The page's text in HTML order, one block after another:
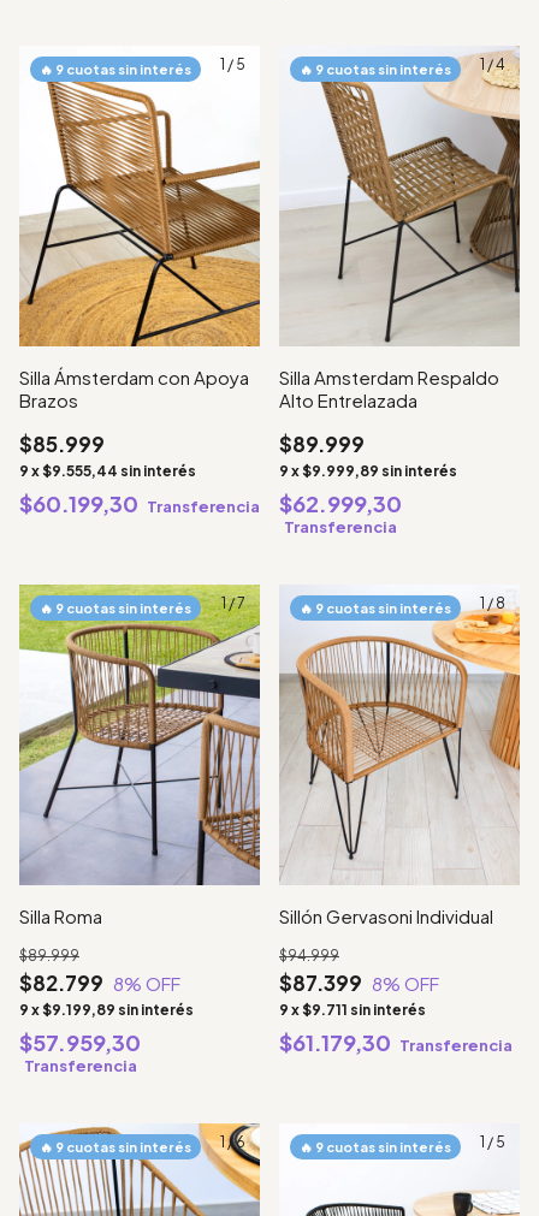
1 / 5
Silla Ámsterdam con Apoya
Brazos
$85.999
9 x$9.555,44 sin interés
$60.199,30 Transferencia
1 /4
Silla Amsterdam Respaldo
Alto Entrelazada
$89.999
9 x$9.999,89 sin interés
$62.999,30
Transferencia
1/7
Silla Roma
$82.799
$89.999
8% OFF
9 x$9.199,89 sin interés
$57.959,30
Transferencia
1 /8
Sillón Gervasoni Individual
$87.399
$94.999
8% OFF
9 x$9.711 sin interés
$61.179,30 Transferencia
1/6 1 / 5